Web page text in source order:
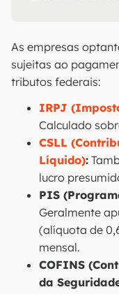
As empresas
sujeitas ao
tributos federais:
IRPJ
Calculado
CSLL
Líquido):
lucro
PIS
Geralmente
(alíquota de
mensal.
COFINS
da